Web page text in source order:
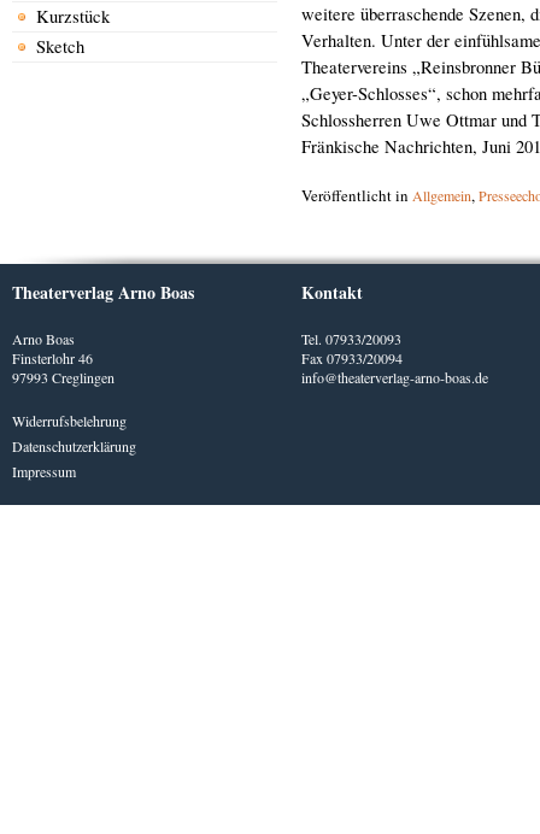
Kurzstück
Sketch
weitere überraschende Szenen,
Verhalten. Unter der
Theatervereins „Reinsbronner
„Geyer-Schlosses“, schon
Schlossherren Uwe Ottmar und
Fränkische Nachrichten, Juni
Veröffentlicht in Allgemein,
Theaterverlag Arno Boas
Arno Boas
Finsterlohr 46
97993 Creglingen
Widerrufsbelehrung
Datenschutzerklärung
Impressum
Kontakt
Tel. 07933/20093
Fax 07933/20094
info@theaterverlag-arno-boas.de